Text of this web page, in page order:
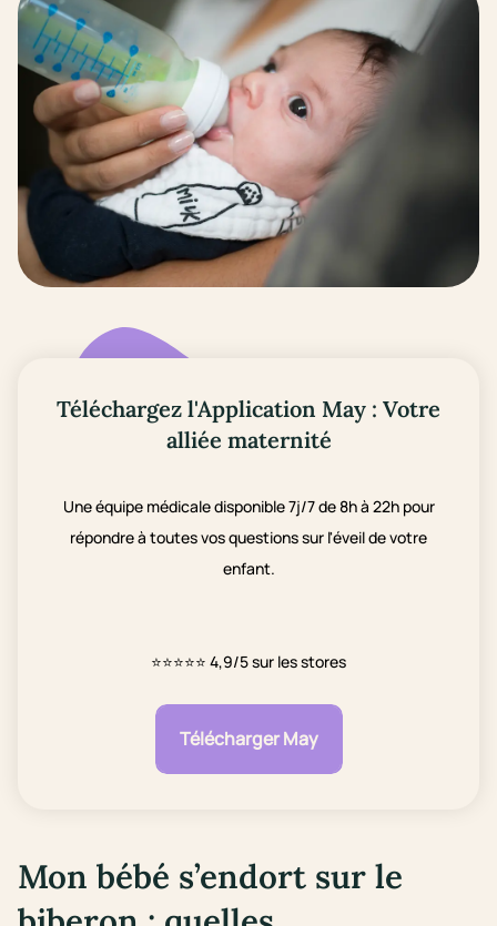
Téléchargez l'Application May : Votre
alliée maternité
Une équipe médicale disponible 7j/7 de 8h à 22h pour
répondre à toutes vos questions sur l'éveil de votre
enfant.
⭐⭐⭐⭐⭐ 4,9/5 sur les stores
Télécharger May
Mon bébé s’endort sur le